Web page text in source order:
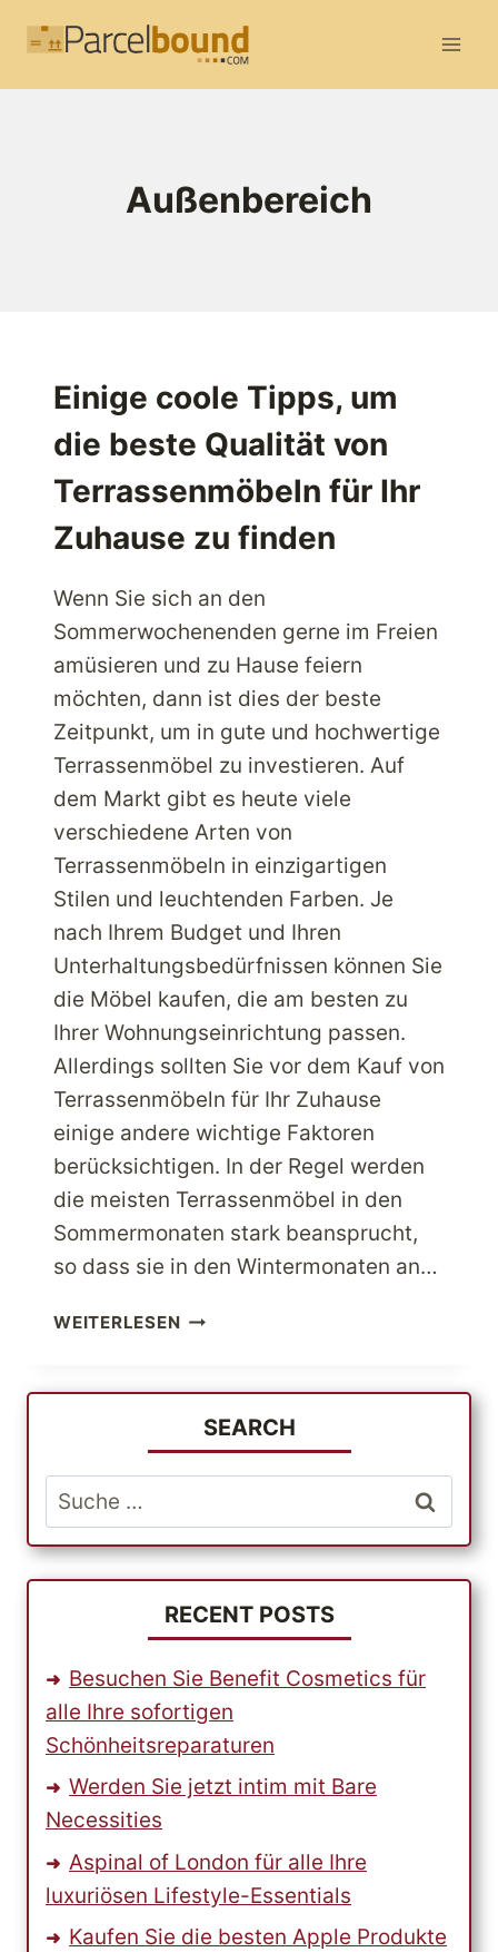
Inhalt
Außenbereich
Einige coole Tipps, um
die beste Qualität von
Terrassenmöbeln für Ihr
Zuhause zu finden
Wenn Sie sich an den
Sommerwochenenden gerne im Freien
amüsieren und zu Hause feiern
möchten, dann ist dies der beste
Zeitpunkt, um in gute und hochwertige
Terrassenmöbel zu investieren. Auf
dem Markt gibt es heute viele
verschiedene Arten von
Terrassenmöbeln in einzigartigen
Stilen und leuchtenden Farben. Je
nach Ihrem Budget und Ihren
Unterhaltungsbedürfnissen können Sie
die Möbel kaufen, die am besten zu
Ihrer Wohnungseinrichtung passen.
Allerdings sollten Sie vor dem Kauf von
Terrassenmöbeln für Ihr Zuhause
einige andere wichtige Faktoren
berücksichtigen. In der Regel werden
die meisten Terrassenmöbel in den
Sommermonaten stark beansprucht,
so dass sie in den Wintermonaten an…
WEITERLESENEINIGE
UM
DIE
BESTE
QUALITÄT
TERRASSENMÖBELN
FÜR
IHR
ZUHAUSE
ZU
FINDEN
SEARCH
Suche
nach:
RECENT POSTS
Besuchen Sie Benefit Cosmetics für
alle Ihre sofortigen
Schönheitsreparaturen
Werden Sie jetzt intim mit Bare
Necessities
Aspinal of London für alle Ihre
luxuriösen Lifestyle-Essentials
Kaufen Sie die besten Apple Produkte